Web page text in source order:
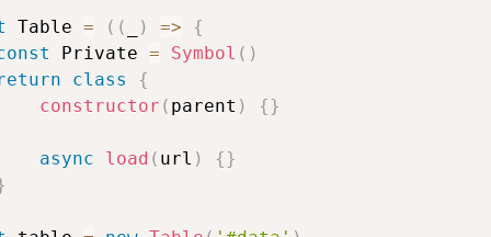
Table = ( ( ) =>
{
Private = Symbol ( )
class
{
constructor ( parent ) {}
async load ( url ) {}